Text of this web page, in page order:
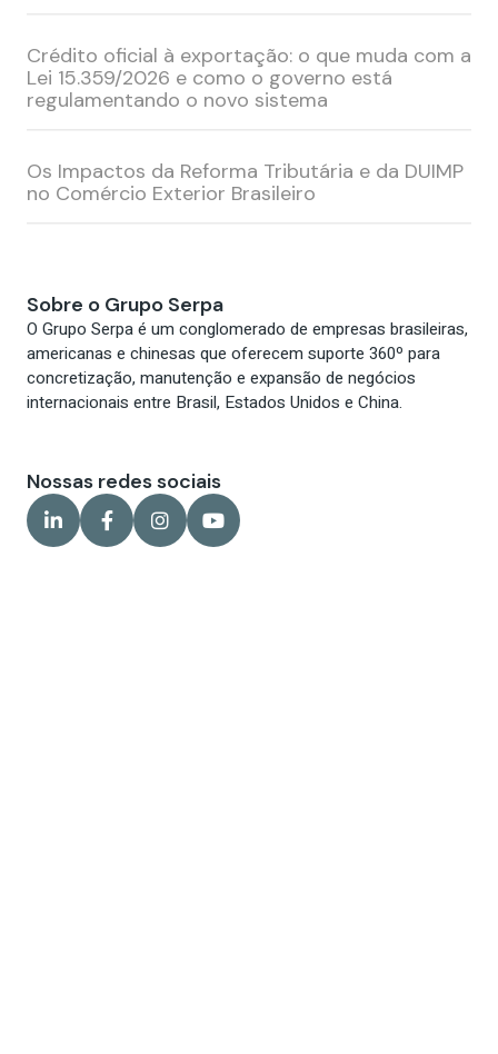
Email*
Crédito oficial à exportação: o que muda com a
Lei 15.359/2026 e como o governo está
regulamentando o novo sistema
Os Impactos da Reforma Tributária e da DUIMP
no Comércio Exterior Brasileiro
Sobre o Grupo Serpa
O Grupo Serpa é um conglomerado de empresas brasileiras,
americanas e chinesas que oferecem suporte 360º para
concretização, manutenção e expansão de negócios
internacionais entre Brasil, Estados Unidos e China.
Nossas redes sociais